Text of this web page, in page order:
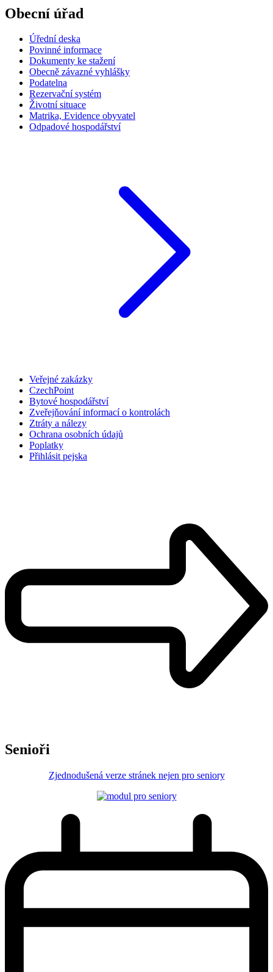
Obecní úřad
Úřední deska
Povinné informace
Dokumenty ke stažení
Obecně závazné vyhlášky
Podatelna
Rezervační systém
Životní situace
Matrika, Evidence obyvatel
Odpadové hospodářství
Veřejné zakázky
CzechPoint
Bytové hospodářství
Zveřejňování informací o kontrolách
Ztráty a nálezy
Ochrana osobních údajů
Poplatky
Přihlásit pejska
Senioři
Zjednodušená verze stránek nejen pro seniory